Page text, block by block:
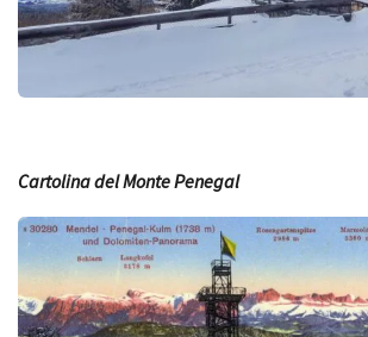
Cartolina del Monte Penegal